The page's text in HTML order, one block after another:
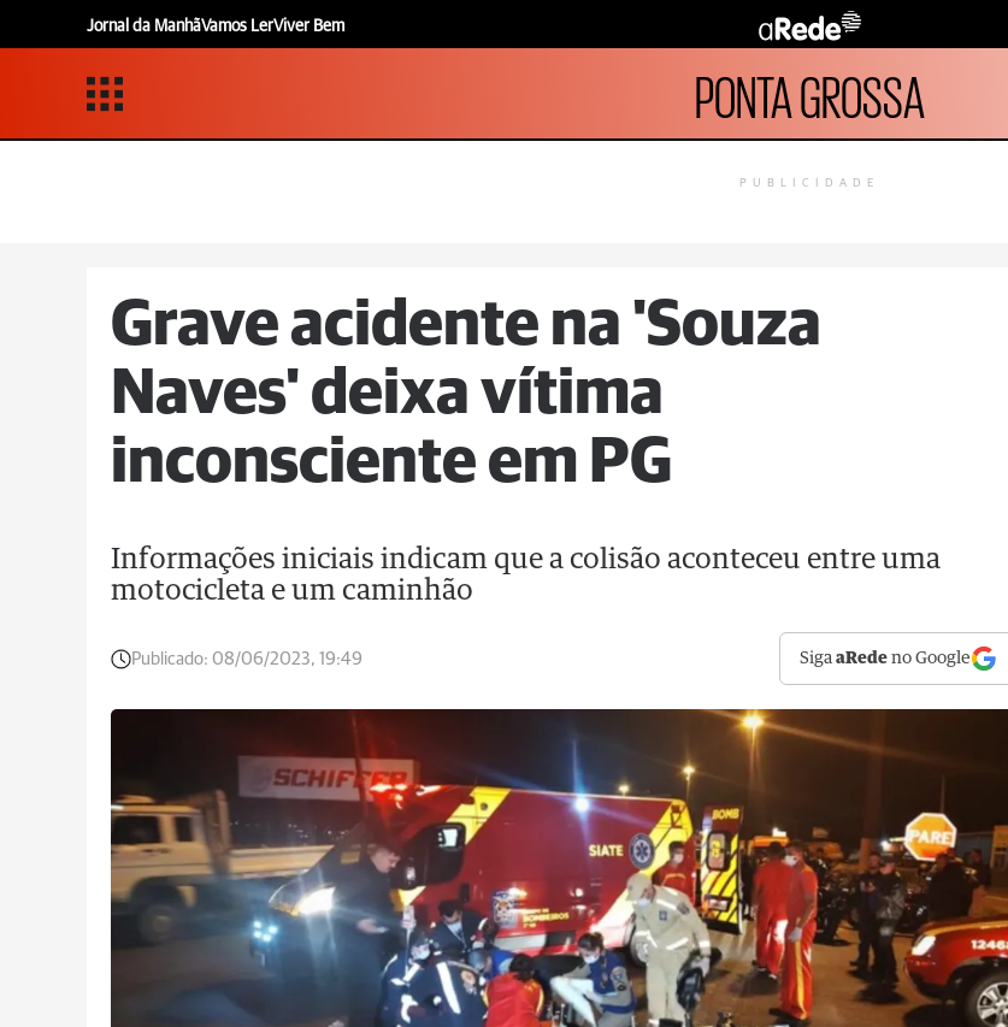
Jornal da ManhãVamos LerViver Bem
PONTA GROSSA
PUBLICIDADE
Grave acidente na 'Souza
Naves' deixa vítima
inconsciente em PG
Informações iniciais indicam que a colisão aconteceu entre uma
motocicleta e um caminhão
Publicado: 08/06/2023, 19:49 SigaaRede no Google